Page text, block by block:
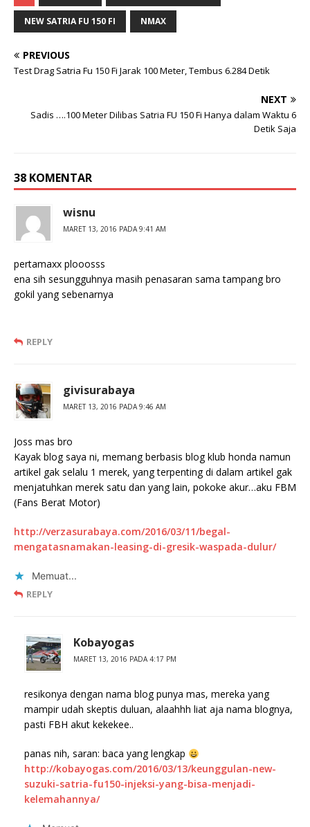
NEW SATRIA FU 150 FI NMAX
PREVIOUS
Test Drag Satria Fu 150 Fi Jarak 100 Meter, Tembus 6.284 Detik
NEXT
Sadis ….100 Meter Dilibas Satria FU 150 Fi Hanya dalam Waktu 6
Detik Saja
38 KOMENTAR
wisnu
MARET 13, 2016 PADA 9:41 AM
pertamaxx plooosss
ena sih sesungguhnya masih penasaran sama tampang bro
gokil yang sebenarnya
REPLY
givisurabaya
MARET 13, 2016 PADA 9:46 AM
Joss mas bro
Kayak blog saya ni, memang berbasis blog klub honda namun
artikel gak selalu 1 merek, yang terpenting di dalam artikel gak
menjatuhkan merek satu dan yang lain, pokoke akur…aku FBM
(Fans Berat Motor)
http://verzasurabaya.com/2016/03/11/begal-
mengatasnamakan-leasing-di-gresik-waspada-dulur/
Memuat...
REPLY
Kobayogas
MARET 13, 2016 PADA 4:17 PM
resikonya dengan nama blog punya mas, mereka yang
mampir udah skeptis duluan, alaahhh liat aja nama blognya,
pasti FBH akut kekekee..
panas nih, saran: baca yang lengkap
http://kobayogas.com/2016/03/13/keunggulan-new-
suzuki-satria-fu150-injeksi-yang-bisa-menjadi-
kelemahannya/